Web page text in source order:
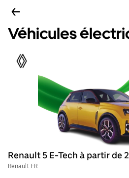
Véhicules
Renault 5 E-Tech à partir de
Renault FR